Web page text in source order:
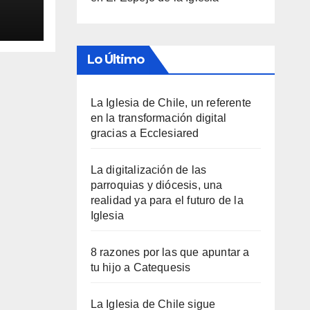
Lo Último
La Iglesia de Chile, un referente
en la transformación digital
gracias a Ecclesiared
La digitalización de las
parroquias y diócesis, una
realidad ya para el futuro de la
Iglesia
8 razones por las que apuntar a
tu hijo a Catequesis
La Iglesia de Chile sigue